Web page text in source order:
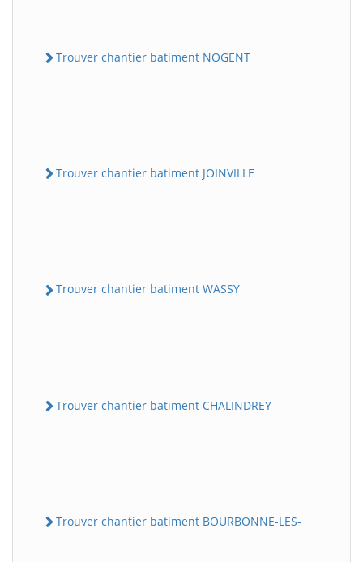
Trouver chantier batiment NOGENT
Trouver chantier batiment JOINVILLE
Trouver chantier batiment WASSY
Trouver chantier batiment CHALINDREY
Trouver chantier batiment BOURBONNE-LES-